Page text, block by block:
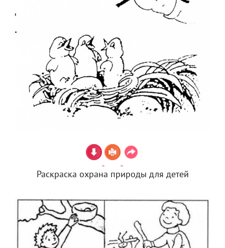
Раскраска охрана природы для детей